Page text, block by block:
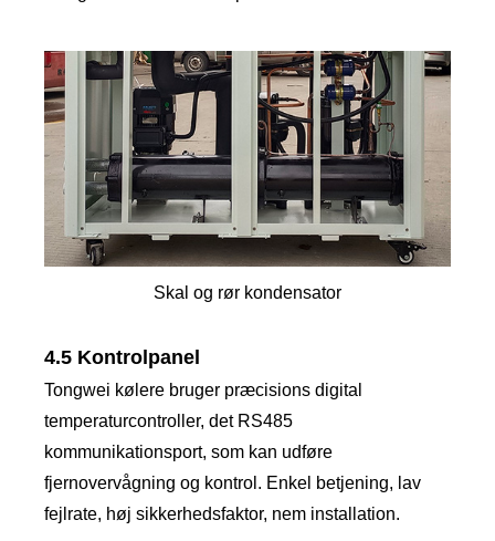
Skal og rør kondensator
4.5 Kontrolpanel
Tongwei kølere bruger præcisions digital
temperaturcontroller, det RS485
kommunikationsport, som kan udføre
fjernovervågning og kontrol. Enkel betjening, lav
fejlrate, høj sikkerhedsfaktor, nem installation.